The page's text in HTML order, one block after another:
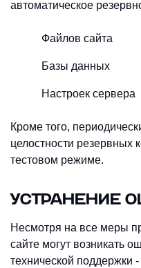
автоматическое
Файлов сайта
Базы данных
Настроек сервера
Кроме того,
целостности резервных
тестовом режиме.
УСТРАНЕНИЕ
Несмотря на все меры
сайте могут возникать
технической поддержки